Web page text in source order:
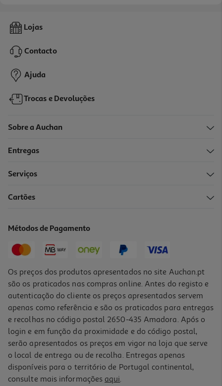
Lojas
Contacto
Ajuda
Trocas e Devoluções
Sobre a Auchan
Entregas
Serviços
Cartões
Métodos de Pagamento
Os preços dos produtos apresentados no site Auchan.pt
são os praticados nas compras online. Antes do registo e
autenticação do cliente os preços apresentados servem
apenas como referência e são os praticados para entregas
e recolhas no código postal 2650-435 Amadora. Após o
login e em função da proximidade e do código postal,
serão apresentados os preços em vigor na loja que serve
o local de entrega ou de recolha. Entregas apenas
disponíveis para o território de Portugal continental,
consulte mais informações aqui.